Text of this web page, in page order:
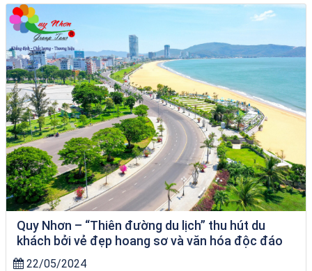
Quy Nhơn – “Thiên đường du lịch” thu hút du
khách bởi vẻ đẹp hoang sơ và văn hóa độc đáo
22/05/2024